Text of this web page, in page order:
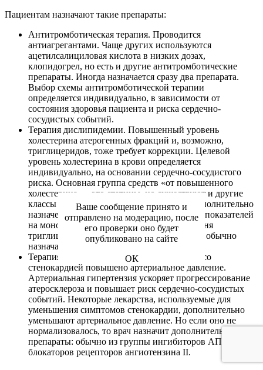
Пациентам назначают такие препараты:
Антитромботическая терапия. Проводится
антиагрегантами. Чаще других используются
ацетилсалициловая кислота в низких дозах,
клопидогрел, но есть и другие антитромботические
препараты. Иногда назначается сразу два препарата.
Выбор схемы антитромботической терапии
определяется индивидуально, в зависимости от
состояния здоровья пациента и риска сердечно-
сосудистых событий.
Терапия дислипидемии. Повышенный уровень
холестерина атерогенных фракций и, возможно,
триглицеридов, тоже требует коррекции. Целевой
уровень холестерина в крови определяется
индивидуально, на основании сердечно-сосудистого
риска. Основная группа средств «от повышенного
холестерина» – это статины, но существуют и другие
классы препаратов, которые могут быть дополнительно
назначены в случае недостижения целевых показателей
на монотерапии. В случае повышения уровня
триглицеридов пациентам со стенокардией обычно
назначают фибраты.
Терапия гипертонии. У многих пациентов со
стенокардией повышено артериальное давление.
Артериальная гипертензия ускоряет прогрессирование
атеросклероза и повышает риск сердечно-сосудистых
событий. Некоторые лекарства, используемые для
уменьшения симптомов стенокардии, дополнительно
уменьшают артериальное давление. Но если оно не
нормализовалось, то врач назначит дополнительные
препараты: обычно из группы ингибиторов АПФ или
блокаторов рецепторов ангиотензина II.
Ваше сообщение принято и
отправлено на модерацию, после
его проверки оно будет
опубликовано на сайте
ОК